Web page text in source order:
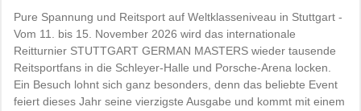
Pure Spannung und Reitsport auf Weltklasseniveau in Stuttgart -
Vom 11. bis 15. November 2026 wird das internationale
Reitturnier STUTTGART GERMAN MASTERS wieder tausende
Reitsportfans in die Schleyer-Halle und Porsche-Arena locken.
Ein Besuch lohnt sich ganz besonders, denn das beliebte Event
feiert dieses Jahr seine vierzigste Ausgabe und kommt mit einem